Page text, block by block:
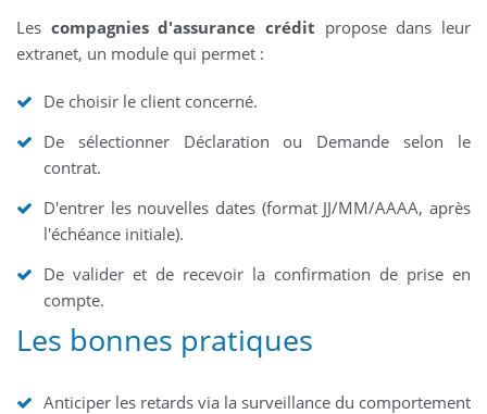
Les compagnies d'assurance crédit propose dans leur
extranet, un module qui permet :
De choisir le client concerné.
De sélectionner Déclaration ou Demande selon le
contrat.
D'entrer les nouvelles dates (format JJ/MM/AAAA, après
l'échéance initiale).
De valider et de recevoir la confirmation de prise en
compte.
Les bonnes pratiques
Anticiper les retards via la surveillance du comportement